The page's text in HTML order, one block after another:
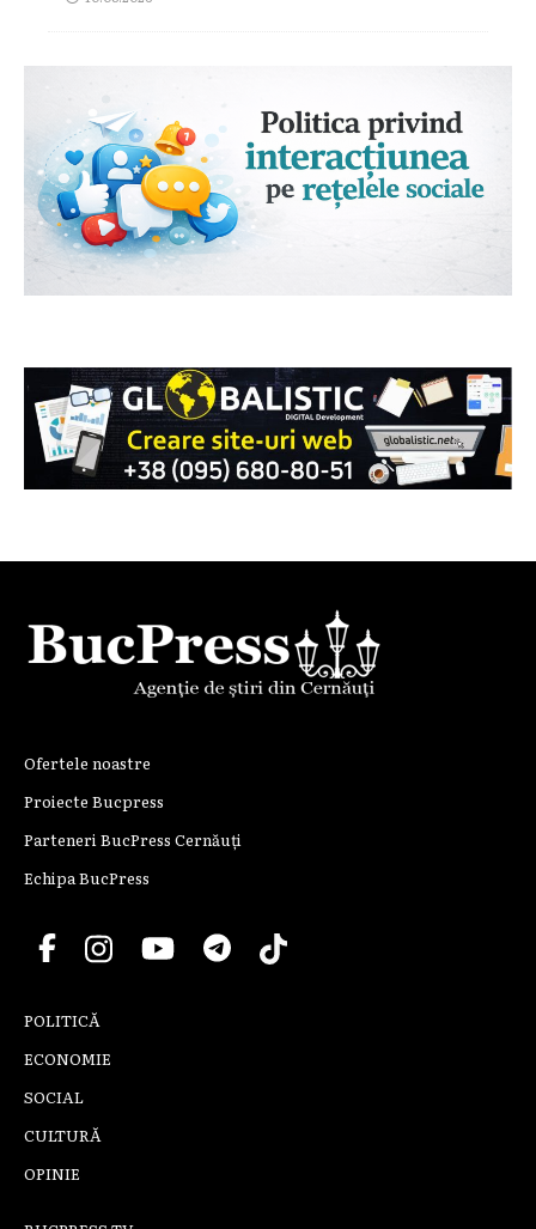
Ofertele noastre
Proiecte Bucpress
Parteneri BucPress Cernăuți
Echipa BucPress
POLITICĂ
ECONOMIE
SOCIAL
CULTURĂ
OPINIE